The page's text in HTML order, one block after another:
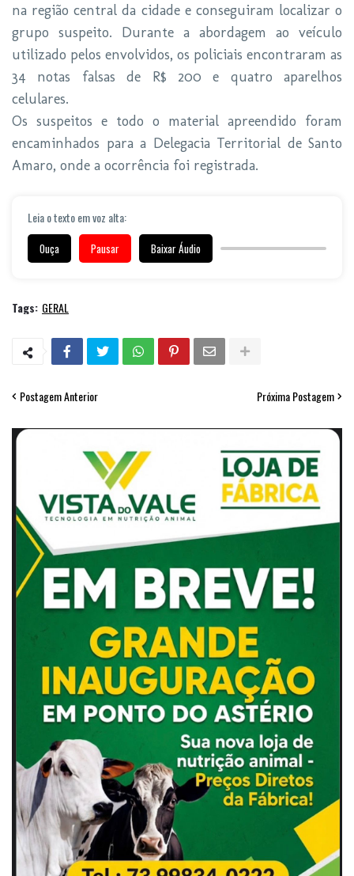
na região central da cidade e conseguiram localizar o
grupo suspeito. Durante a abordagem ao veículo
utilizado pelos envolvidos, os policiais encontraram as
34 notas falsas de R$ 200 e quatro aparelhos
celulares.
Os suspeitos e todo o material apreendido foram
encaminhados para a Delegacia Territorial de Santo
Amaro, onde a ocorrência foi registrada.
Leia o texto em voz alta:
Ouça Pausar Baixar Áudio
Tags: GERAL
Postagem Anterior Próxima Postagem